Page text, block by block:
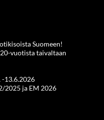
Suomeen!
vuotista taivaltaan
-13.6.2026
2025 ja EM 2026